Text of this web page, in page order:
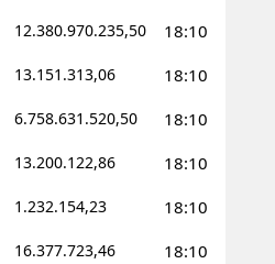
12.380.970.235,50 18:10
13.151.313,06 18:10
6.758.631.520,50 18:10
13.200.122,86 18:10
1.232.154,23 18:10
16.377.723,46 18:10